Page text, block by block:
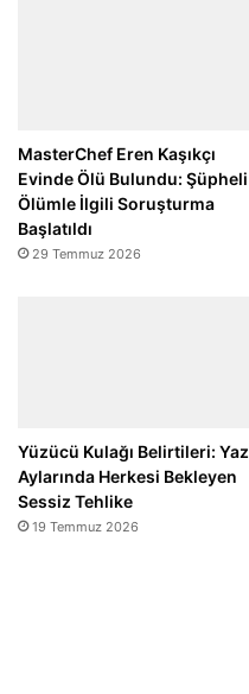
MasterChef Eren Kaşıkçı
Evinde Ölü Bulundu: Şüpheli
Ölümle İlgili Soruşturma
Başlatıldı
29 Temmuz 2026
Yüzücü Kulağı Belirtileri: Yaz
Aylarında Herkesi Bekleyen
Sessiz Tehlike
19 Temmuz 2026